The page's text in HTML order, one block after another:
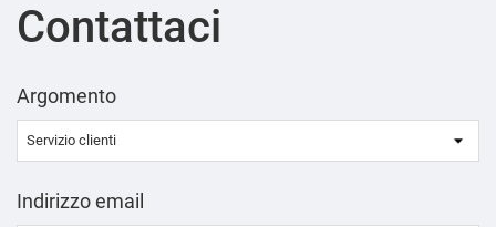
Contattaci
Argomento
Indirizzo email